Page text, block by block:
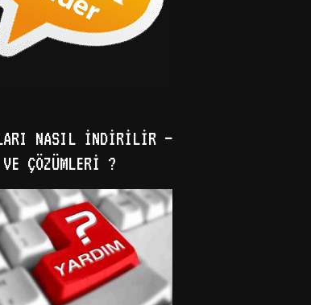
NASIL İNDIRILIR –
VE ÇÖZÜMLERI ?